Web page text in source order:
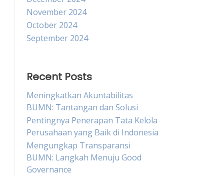
November 2024
October 2024
September 2024
Recent Posts
Meningkatkan Akuntabilitas
BUMN: Tantangan dan Solusi
Pentingnya Penerapan Tata Kelola
Perusahaan yang Baik di Indonesia
Mengungkap Transparansi
BUMN: Langkah Menuju Good
Governance